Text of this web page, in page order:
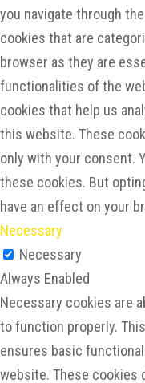
you navigate through
cookies that are
browser as they are
functionalities of the
cookies that help us
this website. These
only with your consent.
these cookies. But
have an effect on your
Necessary
Necessary
Always Enabled
Necessary cookies are
to function properly.
ensures basic
website. These cookies